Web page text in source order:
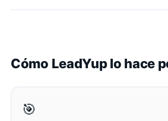
Cómo LeadYup lo hace
🎯